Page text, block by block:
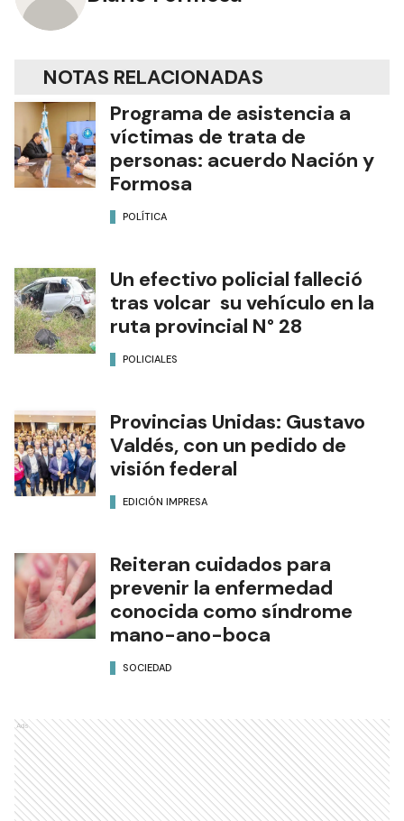
NOTAS RELACIONADAS
Programa de asistencia a
víctimas de trata de
personas: acuerdo Nación y
Formosa
POLÍTICA
Un efectivo policial falleció
tras volcar su vehículo en la
ruta provincial N° 28
POLICIALES
Provincias Unidas: Gustavo
Valdés, con un pedido de
visión federal
EDICIÓN IMPRESA
Reiteran cuidados para
prevenir la enfermedad
conocida como síndrome
mano-ano-boca
SOCIEDAD
Ads